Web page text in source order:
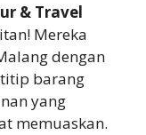
& Travel
Mereka
dengan
barang
yang
memuaskan.